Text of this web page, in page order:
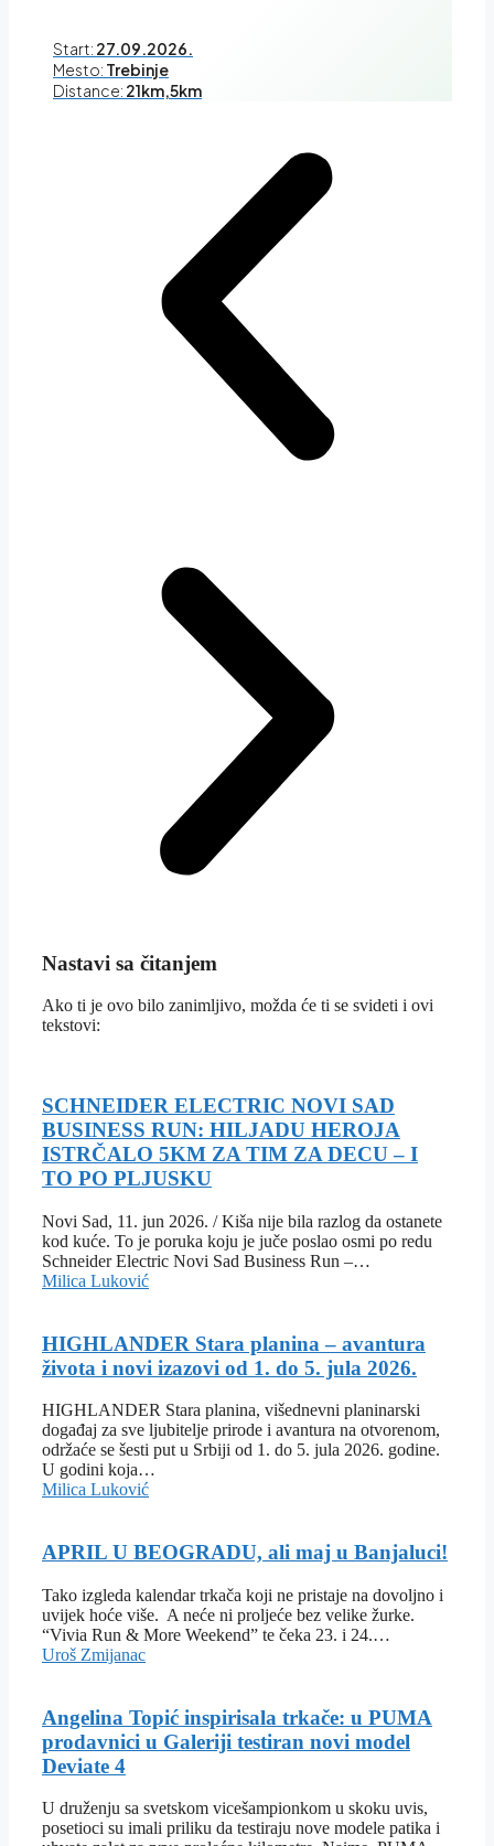
Start: 27.09.2026.
Mesto: Trebinje
Distance: 21km,5km
Nastavi sa čitanjem
Ako ti je ovo bilo zanimljivo, možda će ti se svideti i ovi
tekstovi:
SCHNEIDER ELECTRIC NOVI SAD
BUSINESS RUN: HILJADU HEROJA
ISTRČALO 5KM ZA TIM ZA DECU – I
TO PO PLJUSKU
Novi Sad, 11. jun 2026. / Kiša nije bila razlog da ostanete
kod kuće. To je poruka koju je juče poslao osmi po redu
Schneider Electric Novi Sad Business Run –…
Milica Luković
HIGHLANDER Stara planina – avantura
života i novi izazovi od 1. do 5. jula 2026.
HIGHLANDER Stara planina, višednevni planinarski
događaj za sve ljubitelje prirode i avantura na otvorenom,
održaće se šesti put u Srbiji od 1. do 5. jula 2026. godine.
U godini koja…
Milica Luković
APRIL U BEOGRADU, ali maj u Banjaluci!
Tako izgleda kalendar trkača koji ne pristaje na dovoljno i
uvijek hoće više. A neće ni proljeće bez velike žurke.
“Vivia Run & More Weekend” te čeka 23. i 24.…
Uroš Zmijanac
Angelina Topić inspirisala trkače: u PUMA
prodavnici u Galeriji testiran novi model
Deviate 4
U druženju sa svetskom vicešampionkom u skoku uvis,
posetioci su imali priliku da testiraju nove modele patika i